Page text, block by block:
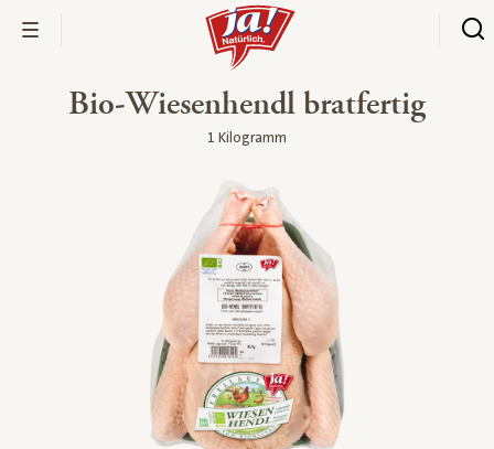
Bio-Wiesenhendl bratfertig
1 Kilogramm